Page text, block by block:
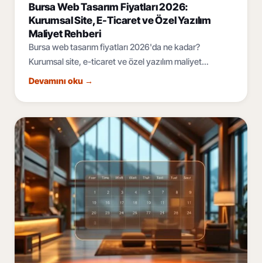
Bursa Web Tasarım Fiyatları 2026:
Kurumsal Site, E-Ticaret ve Özel Yazılım
Maliyet Rehberi
Bursa web tasarım fiyatları 2026'da ne kadar?
Kurumsal site, e-ticaret ve özel yazılım maliyet
bantları, fiyatı belirleyen 6 faktör ve teklif rehberi.
Devamını oku →